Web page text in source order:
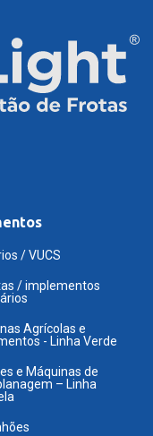
/ VUCS
/ implementos
Agrícolas e
- Linha Verde
e Máquinas de
– Linha